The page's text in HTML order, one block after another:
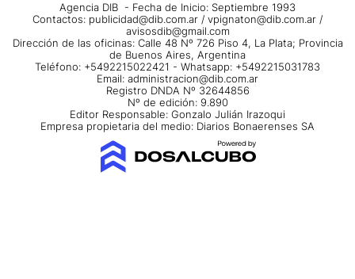
Agencia DIB - Fecha de Inicio: Septiembre 1993
Contactos: publicidad@dib.com.ar / vpignaton@dib.com.ar /
avisosdib@gmail.com
Dirección de las oficinas: Calle 48 Nº 726 Piso 4, La Plata; Provincia
de Buenos Aires, Argentina
Teléfono: +5492215022421 - Whatsapp: +5492215031783
Email: administracion@dib.com.ar
Registro DNDA Nº 32644856
Nº de edición: 9.890
Editor Responsable: Gonzalo Julián Irazoqui
Empresa propietaria del medio: Diarios Bonaerenses SA